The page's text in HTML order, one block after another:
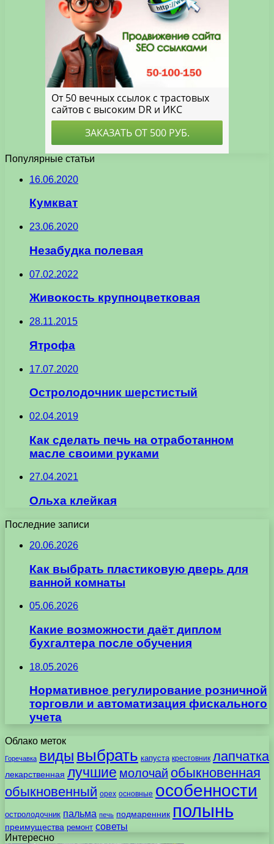
Популярные статьи
16.06.2020
Кумкват
23.06.2020
Незабудка полевая
07.02.2022
Живокость крупноцветковая
28.11.2015
Ятрофа
17.07.2020
Остролодочник шерстистый
02.04.2019
Как сделать печь на отработанном
масле своими руками
27.04.2021
Ольха клейкая
Последние записи
20.06.2026
Как выбрать пластиковую дверь для
ванной комнаты
05.06.2026
Какие возможности даёт диплом
бухгалтера после обучения
18.05.2026
Нормативное регулирование розничной
торговли и автоматизация фискального
учета
Облако меток
Горечавка виды выбрать капуста крестовник лапчатка
лекарственная лучшие молочай обыкновенная
обыкновенный орех основные особенности
остролодочник пальма печь подмаренник полынь
преимущества ремонт советы
Интересно